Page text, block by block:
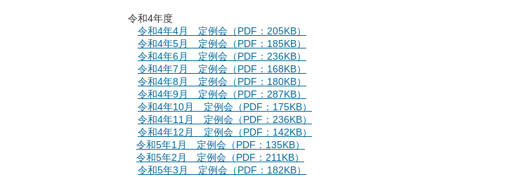
令和4年度
令和4年4月 定例会（PDF：205KB）
令和4年5月 定例会（PDF：185KB）
令和4年6月 定例会（PDF：236KB）
令和4年7月 定例会（PDF：168KB）
令和4年8月 定例会（PDF：180KB）
令和4年9月 定例会（PDF：287KB）
令和4年10月 定例会（PDF：175KB）
令和4年11月 定例会（PDF：236KB）
令和4年12月 定例会（PDF：142KB）
令和5年1月 定例会（PDF：135KB）
令和5年2月 定例会（PDF：211KB）
令和5年3月 定例会（PDF：182KB）